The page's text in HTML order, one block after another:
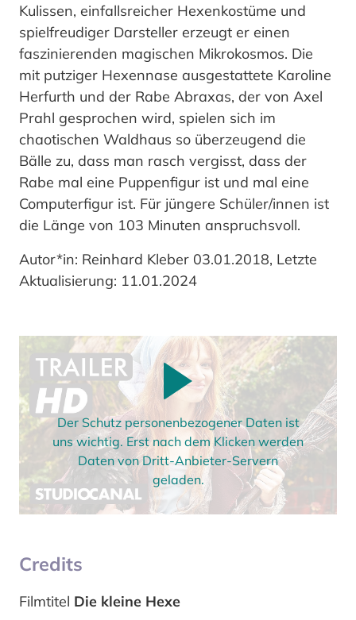
Kulissen, einfallsreicher Hexenkostüme und
spielfreudiger Darsteller erzeugt er einen
faszinierenden magischen Mikrokosmos. Die
mit putziger Hexennase ausgestattete Karoline
Herfurth und der Rabe Abraxas, der von Axel
Prahl gesprochen wird, spielen sich im
chaotischen Waldhaus so überzeugend die
Bälle zu, dass man rasch vergisst, dass der
Rabe mal eine Puppenfigur ist und mal eine
Computerfigur ist. Für jüngere Schüler/innen ist
die Länge von 103 Minuten anspruchsvoll.
Autor*in: Reinhard Kleber 03.01.2018, Letzte
Aktualisierung: 11.01.2024
Der Schutz personenbezogener Daten ist
uns wichtig. Erst nach dem Klicken werden
Daten von Dritt-Anbieter-Servern
geladen.
Credits
Filmtitel Die kleine Hexe